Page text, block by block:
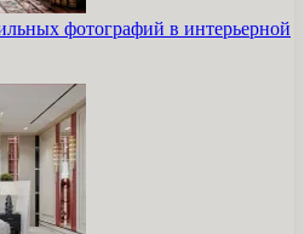
фотографий в интерьерной